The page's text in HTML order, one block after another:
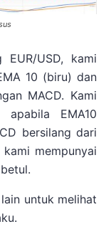
USD, kami
10 (biru) dan
MACD. Kami
EMA10
bersilang dari
mempunyai
untuk melihat